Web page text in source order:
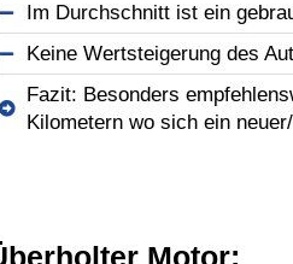
Im Durchschnitt ist ein
Keine Wertsteigerung des
Fazit: Besonders
Kilometern wo sich ein